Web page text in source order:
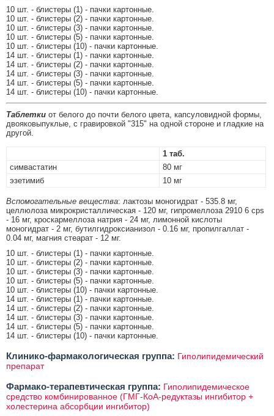
10 шт. - блистеры (1) - пачки картонные.
10 шт. - блистеры (2) - пачки картонные.
10 шт. - блистеры (3) - пачки картонные.
10 шт. - блистеры (5) - пачки картонные.
10 шт. - блистеры (10) - пачки картонные.
14 шт. - блистеры (1) - пачки картонные.
14 шт. - блистеры (2) - пачки картонные.
14 шт. - блистеры (3) - пачки картонные.
14 шт. - блистеры (5) - пачки картонные.
14 шт. - блистеры (10) - пачки картонные.
Таблетки от белого до почти белого цвета, капсуловидной формы,
двояковыпуклые, с гравировкой "315" на одной стороне и гладкие на
другой.
1 таб.
симвастатин
80 мг
эзетимиб
10 мг
Вспомогательные вещества: лактозы моногидрат - 535.8 мг,
целлюлоза микрокристаллическая - 120 мг, гипромеллоза 2910 6 cps
- 16 мг, кроскармеллоза натрия - 24 мг, лимонной кислоты
моногидрат - 2 мг, бутилгидроксианизол - 0.16 мг, пропилгаллат -
0.04 мг, магния стеарат - 12 мг.
10 шт. - блистеры (1) - пачки картонные.
10 шт. - блистеры (2) - пачки картонные.
10 шт. - блистеры (3) - пачки картонные.
10 шт. - блистеры (5) - пачки картонные.
10 шт. - блистеры (10) - пачки картонные.
14 шт. - блистеры (1) - пачки картонные.
14 шт. - блистеры (2) - пачки картонные.
14 шт. - блистеры (3) - пачки картонные.
14 шт. - блистеры (5) - пачки картонные.
14 шт. - блистеры (10) - пачки картонные.
Клинико-фармакологическая группа: Гиполипидемический
препарат
Фармако-терапевтическая группа: Гиполипидемическое
средство комбинированное (ГМГ-КоА-редуктазы ингибитор +
холестерина абсорбции ингибитор)